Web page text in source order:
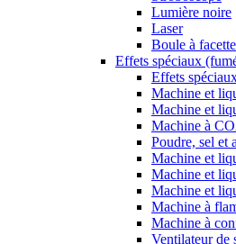
Lumière noire
Laser
Boule à
Effets spéciaux
Effets
Machine et
Machine et
Machine à
Poudre, sel et
Machine et
Machine et
Machine et
Machine à
Machine à
Ventilateur de